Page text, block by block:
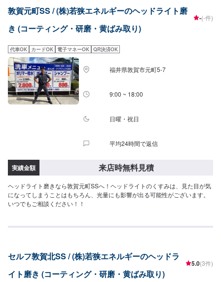
敦賀元町SS / (株)若狭エネルギーのヘッドライト磨
き (コーティング・研磨・黄ばみ取り)
-(-件)
代車OK カードOK 電子マネーOK QR決済OK
福井県敦賀市元町5-7
9:00 ~ 18:00
日曜・祝日
平均24時間で返信
実績金額 来店時無料見積
ヘッドライト磨きなら敦賀元町SSへ！ヘッドライトのくすみは、見た目が気
になってしまうことはもちろん、光量にも影響が出る可能性がございます。
いつでもご相談ください！！
セルフ敦賀北SS / (株)若狭エネルギーのヘッドラ
イト磨き (コーティング・研磨・黄ばみ取り)
5.0(3件)